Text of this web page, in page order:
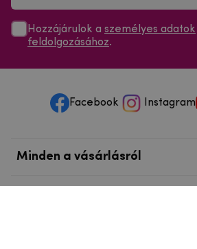
Hozzájárulok a személyes adatok
feldolgozásához.
Facebook Instagram
Minden a vásárlásról